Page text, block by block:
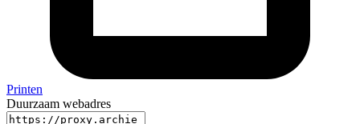
Printen
Duurzaam webadres